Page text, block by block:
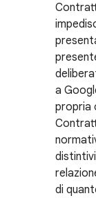
a
propria
di